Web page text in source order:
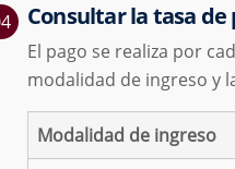
Consultar la tasa
El pago se realiza por
modalidad de ingreso y
Modalidad de ingreso